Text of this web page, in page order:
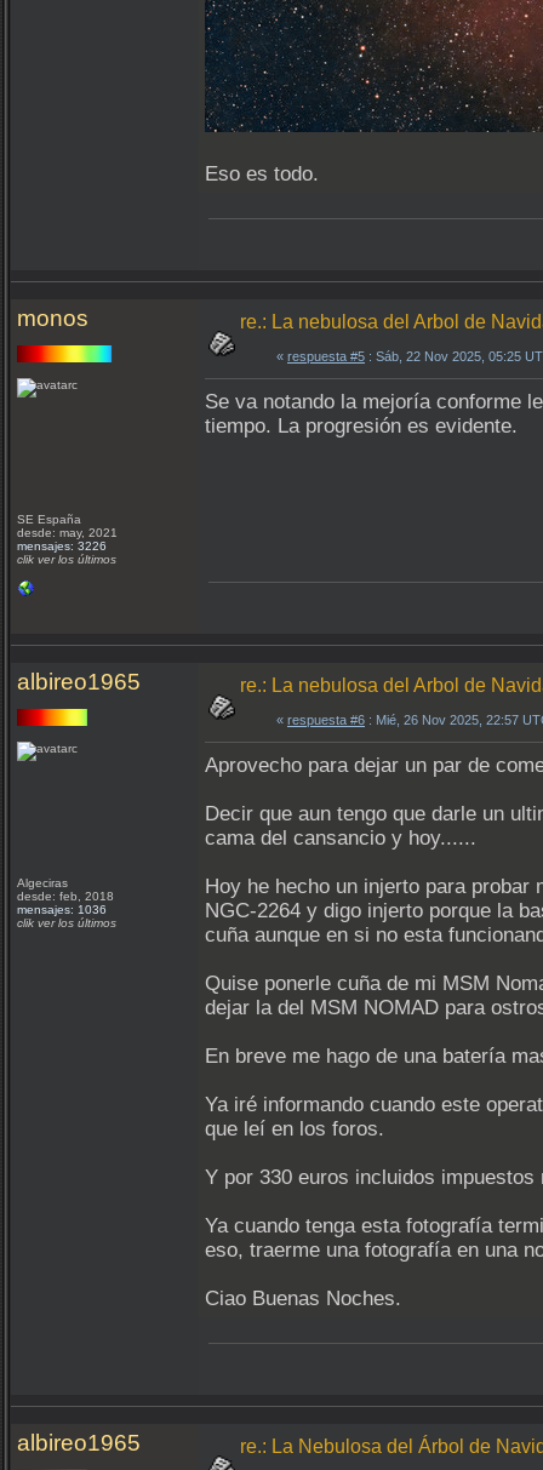
Eso es todo.
monos
SE España
desde: may, 2021
mensajes: 3226
clik ver los últimos
re.: La nebulosa del Arbol de
« respuesta #5 : Sáb, 22 Nov 2025, 05:25
Se va notando la mejoría conforme
tiempo. La progresión es evidente.
albireo1965
Algeciras
desde: feb, 2018
mensajes: 1036
clik ver los últimos
re.: La nebulosa del Arbol de
« respuesta #6 : Mié, 26 Nov 2025, 22:57
Aprovecho para dejar un par de
Decir que aun tengo que darle un
cama del cansancio y hoy......
Hoy he hecho un injerto para
NGC-2264 y digo injerto porque la
cuña aunque en si no esta
Quise ponerle cuña de mi MSM
dejar la del MSM NOMAD para
En breve me hago de una batería
Ya iré informando cuando este
que leí en los foros.
Y por 330 euros incluidos impuestos
Ya cuando tenga esta fotografía
eso, traerme una fotografía en una
Ciao Buenas Noches.
albireo1965 re.: La Nebulosa del Árbol de